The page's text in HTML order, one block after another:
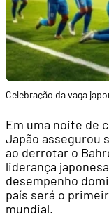
Celebração da vaga
Em uma noite de
Japão assegurou
ao derrotar o
liderança
desempenho
país será o
mundial.